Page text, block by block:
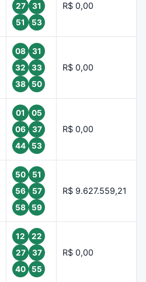
27
31
51
53
R$ 0,00
08
31
32
33
38
50
R$ 0,00
01
05
06
37
44
53
R$ 0,00
50
51
56
57
58
59
R$ 9.627.559,21
12
22
27
37
40
55
R$ 0,00